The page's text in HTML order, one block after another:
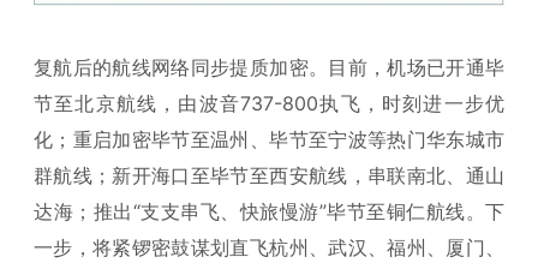
复航后的航线网络同步提质加密。目前，机场已开通毕
节至北京航线，由波音737-800执飞，时刻进一步优
化；重启加密毕节至温州、毕节至宁波等热门华东城市
群航线；新开海口至毕节至西安航线，串联南北、通山
达海；推出“支支串飞、快旅慢游”毕节至铜仁航线。下
一步，将紧锣密鼓谋划直飞杭州、武汉、福州、厦门、